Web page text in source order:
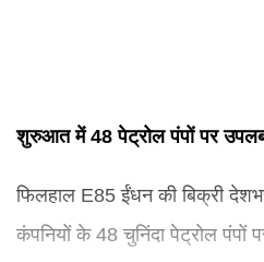
शुरुआत में 48 पेट्रोल पंपों पर
फिलहाल E85 ईंधन की बिक्री
कंपनियों के 48 चुनिंदा पेट्रोल